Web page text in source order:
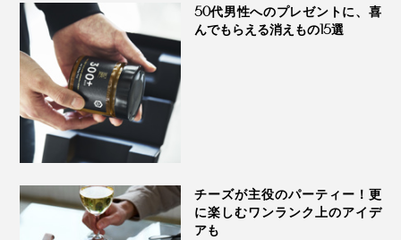
解凍・開封直後が味のピークなので、食べる直前に解凍
し、その日のうちに食べ切ることを強くおすすめしま
す。
※解凍後の賞味期限は、冷蔵庫のチルド室保管で7日間
スタッフは定期的に検便検査を受け、さらに抜き打ちで
手の雑菌検査を受けるなど、ルールを厳格に運用し、限
りなく無菌の状態をキープし続けています。
この衛生管理の徹底ぶり、訪れた海外のシェフに「So
crazy！」と驚かれたとか。
50代男性へのプレゼントに、喜
んでもらえる消えもの15選
チーズが主役のパーティー！更
に楽しむワンランク上のアイデ
アも